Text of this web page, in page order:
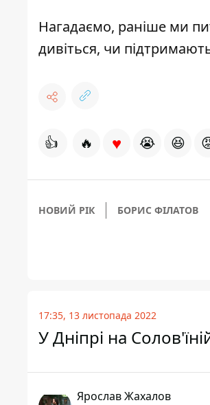
Нагадаємо, раніше ми
дивіться, чи
👍 🔥 ♥ 😭 😆
НОВИЙ РІК БОРИС ФІЛАТОВ
17:35, 13 листопада 2022
У Дніпрі на
Ярослав Жахалов